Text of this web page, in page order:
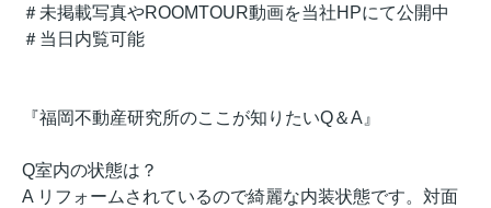
＃未掲載写真やROOMTOUR動画を当社HPにて公開中
＃当日内覧可能
『福岡不動産研究所のここが知りたいQ＆A』
Q室内の状態は？
A リフォームされているので綺麗な内装状態です。対面